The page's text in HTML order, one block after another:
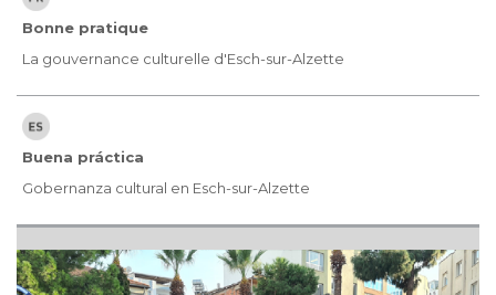
Bonne pratique
La gouvernance culturelle d'Esch-sur-Alzette
Buena práctica
Gobernanza cultural en Esch-sur-Alzette